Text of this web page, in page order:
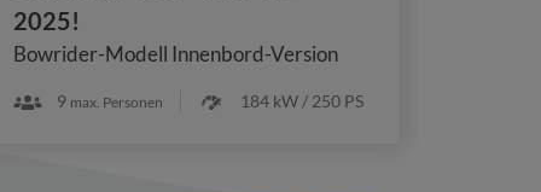
2025!
Bowrider-Modell Innenbord-Version
9 max. Personen 184 kW / 250 PS